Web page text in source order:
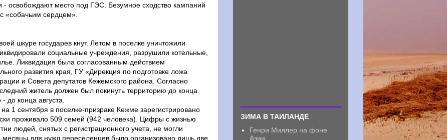
- освобождают место под ГЭС. Безумное сходство кампаний
«собачьим сердцем».
шкуре государев кнут. Летом в поселке уничтожили
социальные учреждения, разрушили котельные,
Ликвидация была согласованным действием
развития края, ГУ «Дирекция по подготовке ложа
и Совета депутатов Кежемского района. Согласно
житель должен был покинуть территорию до конца
до конца августа.
1 сентября в поселке-призраке Кежме зарегистрировано
проживало 509 семей (942 человека). Цифры с жизнью
людей, снятых с регистрационного учета, не могли
месяцы для нужд переселенцев было организовано лишь две
ЗИМА В ТАИЛАНДЕ
Генри Миллер на фоне
Азии